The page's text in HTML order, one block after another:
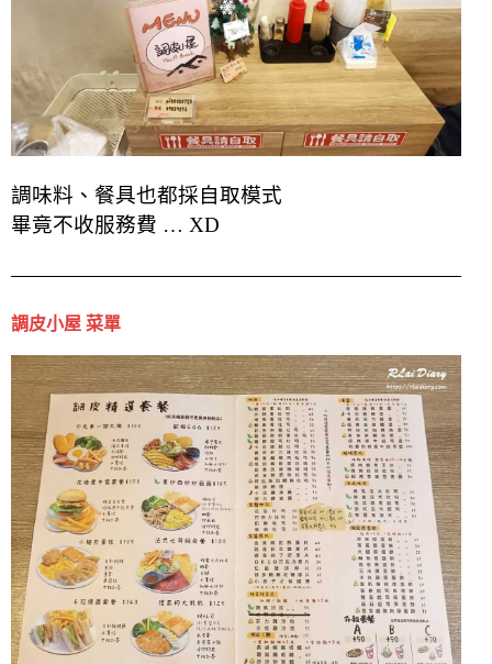
調味料、餐具也都採自取模式
畢竟不收服務費 … XD
調皮小屋 菜單